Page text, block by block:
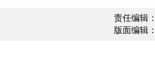
责任编辑
版面编辑